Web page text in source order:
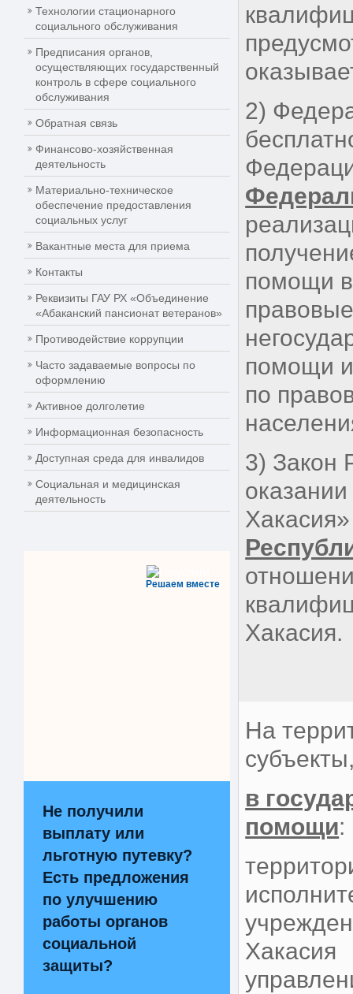
Технологии стационарного
социального обслуживания
Предписания органов,
осуществляющих государственный
контроль в сфере социального
обслуживания
Обратная связь
Финансово-хозяйственная
деятельность
Материально-техническое
обеспечение предоставления
социальных услуг
Вакантные места для приема
Контакты
Реквизиты ГАУ РХ «Объединение
«Абаканский пансионат ветеранов»
Противодействие коррупции
Часто задаваемые вопросы по
оформлению
Активное долголетие
Информационная безопасность
Доступная среда для инвалидов
Социальная и медицинская
деятельность
Решаем вместе
Не получили
выплату или
льготную путевку?
Есть предложения
по улучшению
работы органов
социальной
защиты?
2)
помощи
помощи
по
3) Закон
Хакасия.
На
в
помощи:
Хакасия